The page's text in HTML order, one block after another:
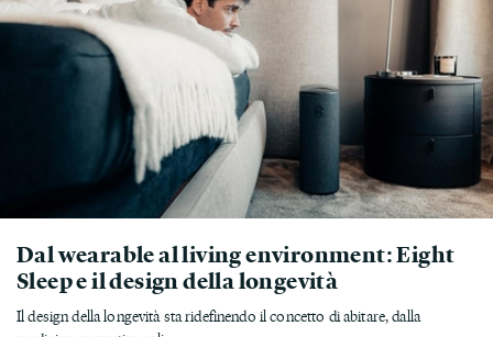
Dal wearable al living environment: Eight
Sleep e il design della longevità
Il design della longevità sta ridefinendo il concetto di abitare, dalla